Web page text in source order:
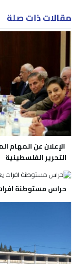
مقالات ذات صلة
الإعلان عن المهام
التحرير الفلسطينية
حراس مستوطنة